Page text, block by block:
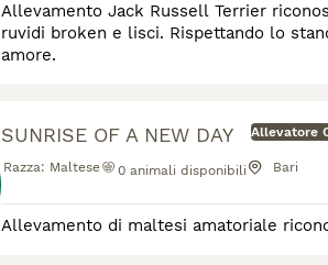
Allevamento Jack Russell Terrier
ruvidi broken e lisci. Rispettando lo
amore.
SUNRISE OF A NEW DAY Allevatore
Razza: Maltese 0 animali disponibili Bari
Allevamento di maltesi amatoriale